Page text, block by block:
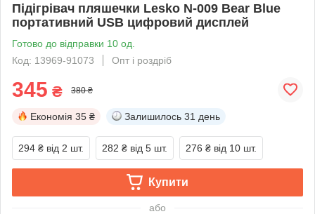
Підігрівач пляшечки Lesko N-009 Bear Blue
портативний USB цифровий дисплей
Готово до відправки 10 од.
Код: 13969-91073
Опт і роздріб
345 ₴ 380 ₴
Економія 35 ₴ Залишилось 31 день
294 ₴ від 2 шт. 282 ₴ від 5 шт. 276 ₴ від 10 шт.
Купити
або